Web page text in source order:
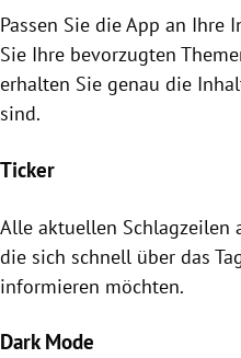
Passen Sie die App an Ihre
Sie Ihre bevorzugten
erhalten Sie genau die
sind.
Ticker
Alle aktuellen Schlagzeilen
die sich schnell über das
informieren möchten.
Dark Mode